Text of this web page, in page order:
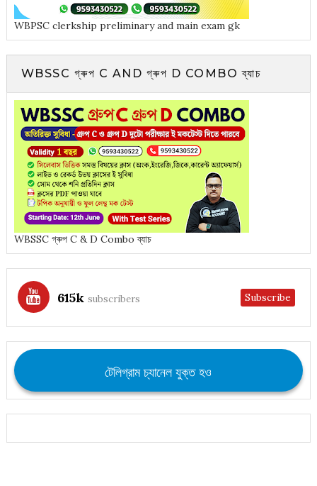
WBPSC clerkship preliminary and main exam gk
WBSSC গ্ৰুপ C AND গ্ৰুপ D COMBO ব্যাচ
WBSSC গ্ৰুপ C & D Combo ব্যাচ
615k subscribers Subscribe
টেলিগ্রাম চ্যানেল যুক্ত হও